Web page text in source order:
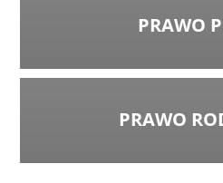
PRAWO
PRAWO